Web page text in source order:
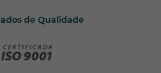
de Qualidade